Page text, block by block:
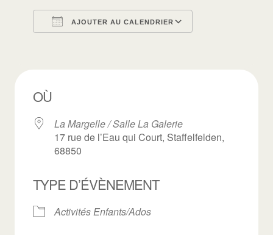
AJOUTER AU CALENDRIER
OÙ
La Margelle / Salle La Galerie
17 rue de l’Eau qui Court, Staffelfelden,
68850
TYPE D’ÉVÈNEMENT
Activités Enfants/Ados